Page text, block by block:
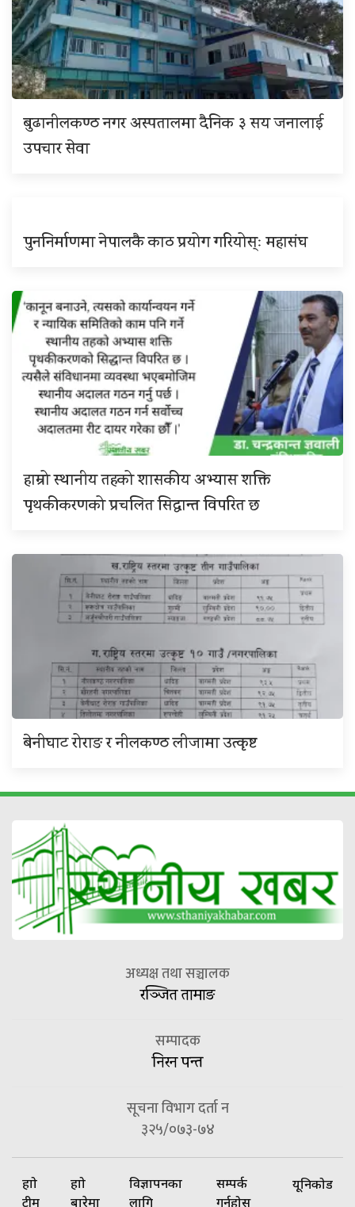
बुढानीलकण्ठ नगर अस्पतालमा दैनिक ३ सय जनालाई
उपचार सेवा
पुननिर्माणमा नेपालकै काठ प्रयोग गरियोस्ः महासंघ
हाम्रो स्थानीय तहको शासकीय अभ्यास शक्ति
पृथकीकरणको प्रचलित सिद्धान्त विपरित छ
बेनीघाट रोराङ र नीलकण्ठ लीजामा उत्कृष्ट
अध्यक्ष तथा सञ्चालक
रञ्जित तामाङ
सम्पादक
निरन पन्त
सूचना विभाग दर्ता न
३२५/०७३-७४
हाम्रो
टीम
हाम्रो
बारेमा
विज्ञापनका
लागि
सम्पर्क
गर्नुहोस्
यूनिकोड